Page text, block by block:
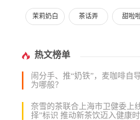
茉莉奶白 茶话弄 甜啦
热文榜单
闹分手、推“奶铁”，麦咖啡自
为哪般？
奈雪的茶联合上海市卫健委上
择”标识 推动新茶饮迈入健康